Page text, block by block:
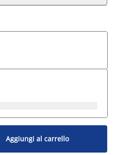
Aggiungi al carrello